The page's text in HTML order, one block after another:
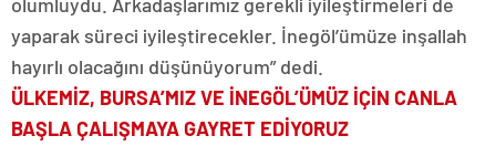
yaparak süreci iyileştirecekler. İnegöl’ümüze inşallah
hayırlı olacağını düşünüyorum” dedi.
ÜLKEMİZ, BURSA’MIZ VE İNEGÖL’ÜMÜZ İÇİN CANLA
BAŞLA ÇALIŞMAYA GAYRET EDİYORUZ